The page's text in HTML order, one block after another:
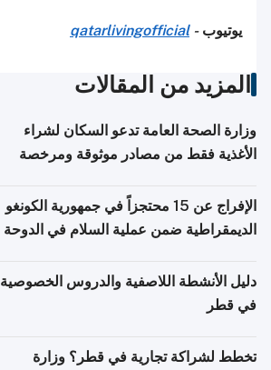
يوتيوب-
qatarlivingofficial
المزيد من المقالات
وزارة الصحة العامة تدعو السكان لشراء
الأغذية فقط من مصادر موثوقة ومرخصة
الإفراج عن 15 محتجزاً في جمهورية الكونغو
الديمقراطية ضمن عملية السلام في الدوحة
دليل الأنشطة اللاصفية والدروس الخصوصية
في قطر
تخطط لشراكة تجارية في قطر؟ وزارة